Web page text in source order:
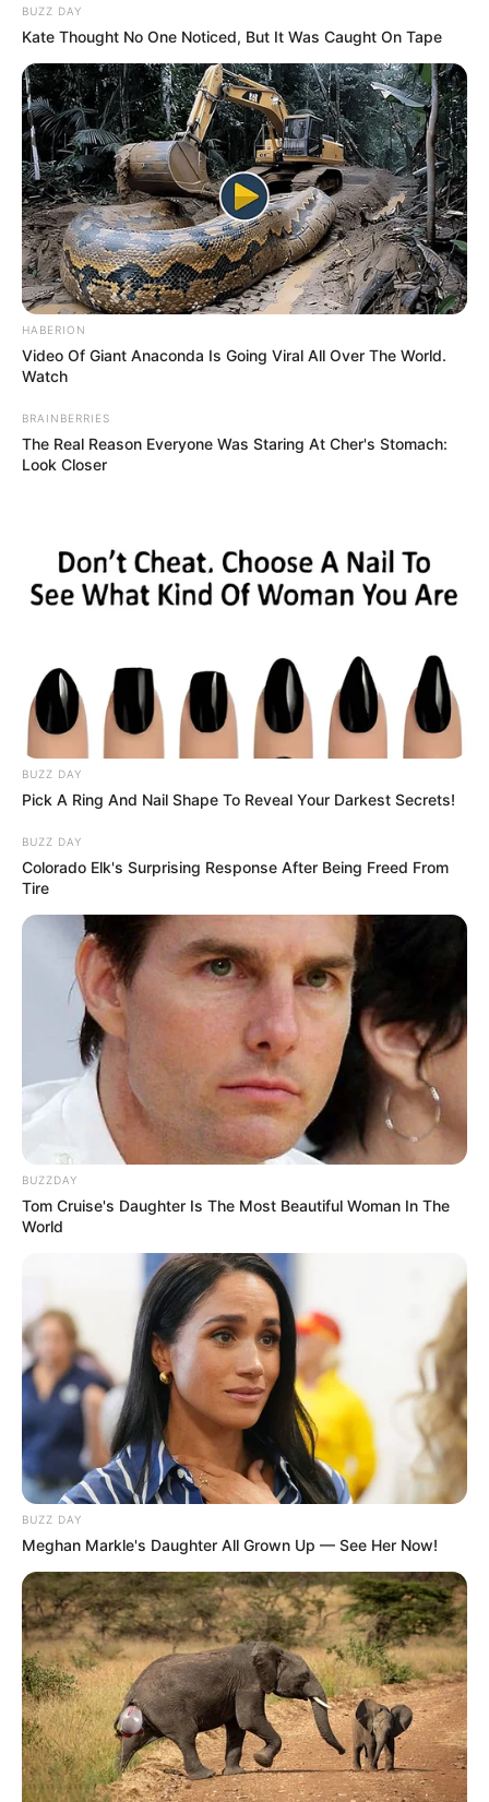
BUZZ DAY
Kate Thought No One Noticed, But It Was Caught On Tape
HABERION
Video Of Giant Anaconda Is Going Viral All Over The World.
Watch
BRAINBERRIES
The Real Reason Everyone Was Staring At Cher's Stomach:
Look Closer
BUZZ DAY
Pick A Ring And Nail Shape To Reveal Your Darkest Secrets!
BUZZ DAY
Colorado Elk's Surprising Response After Being Freed From
Tire
BUZZDAY
Tom Cruise's Daughter Is The Most Beautiful Woman In The
World
BUZZ DAY
Meghan Markle's Daughter All Grown Up — See Her Now!